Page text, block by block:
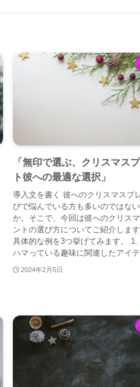
「無印で選ぶ、クリスマス
ト彼への最適な選択」
導入文を書く 彼へのクリスマスプ
びで悩んでいる方も多いのではな
か。そこで、今回は彼へのクリス
ントの選び方についてご紹介しま
具体的な例を3つ挙げてみます。 1.
ハマっている趣味に関連したアイテ
2024年2月5日